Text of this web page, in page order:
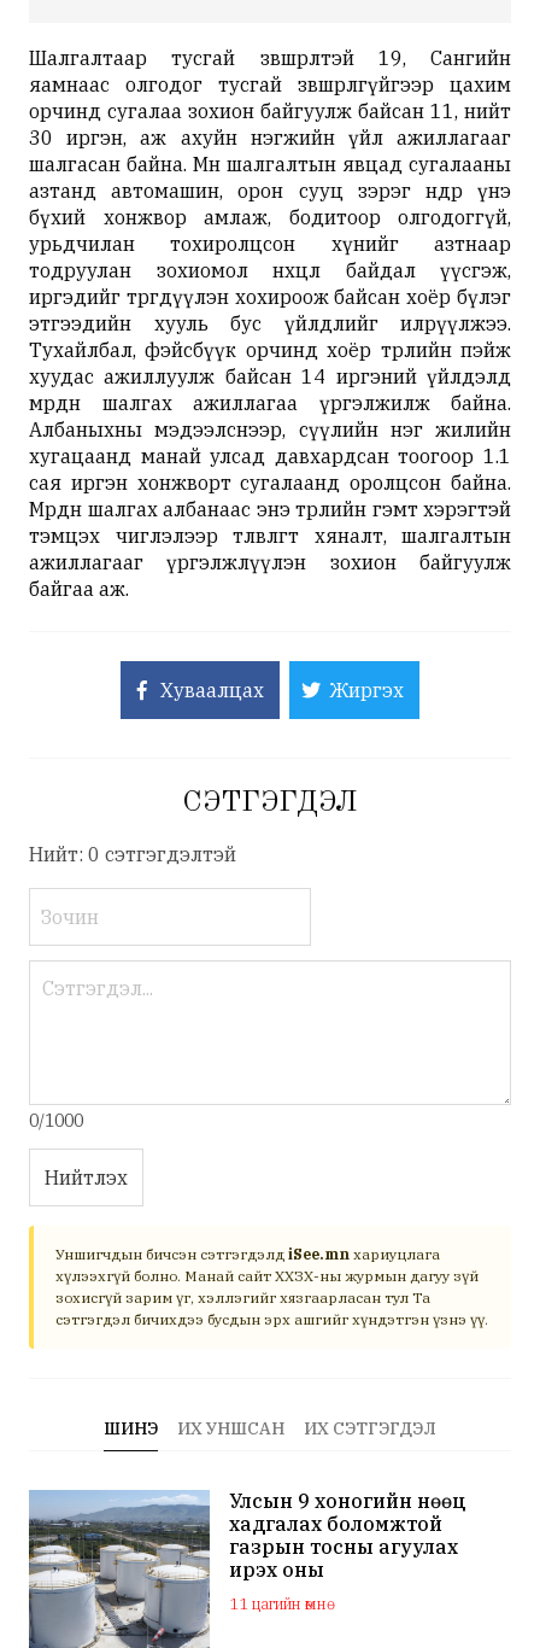
Шалгалтаар тусгай зөвшөөрөлтэй 19, Сангийн
яамнаас олгодог тусгай зөвшөөрөлгүйгээр цахим
орчинд сугалаа зохион байгуулж байсан 11, нийт
30 иргэн, аж ахуйн нэгжийн үйл ажиллагааг
шалгасан байна. Мөн шалгалтын явцад сугалааны
азтанд автомашин, орон сууц зэрэг өндөр үнэ
бүхий хонжвор амлаж, бодитоор олгодоггүй,
урьдчилан тохиролцсон хүнийг азтнаар
тодруулан зохиомол нөхцөл байдал үүсгэж,
иргэдийг төөрөгдүүлэн хохироож байсан хоёр бүлэг
этгээдийн хууль бус үйлдлийг илрүүлжээ.
Тухайлбал, фэйсбүүк орчинд хоёр төрлийн пэйж
хуудас ажиллуулж байсан 14 иргэний үйлдэлд
мөрдөн шалгах ажиллагаа үргэлжилж байна.
Албаныхны мэдээлснээр, сүүлийн нэг жилийн
хугацаанд манай улсад давхардсан тоогоор 1.1
сая иргэн хонжворт сугалаанд оролцсон байна.
Мөрдөн шалгах албанаас энэ төрлийн гэмт хэрэгтэй
тэмцэх чиглэлээр төлөвлөгөөт хяналт, шалгалтын
ажиллагааг үргэлжлүүлэн зохион байгуулж
байгаа аж.
Хуваалцах Жиргэх
СЭТГЭГДЭЛ
Нийт: 0 сэтгэгдэлтэй
0/1000
Нийтлэх
Уншигчдын бичсэн сэтгэгдэлд iSee.mn хариуцлага
хүлээхгүй болно. Манай сайт ХХЗХ-ны журмын дагуу зүй
зохисгүй зарим үг, хэллэгийг хязгаарласан тул Та
сэтгэгдэл бичихдээ бусдын эрх ашгийг хүндэтгэн үзнэ үү.
ШИНЭ ИХ УНШСАН ИХ СЭТГЭГДЭЛ
Улсын 9 хоногийн нөөц
хадгалах боломжтой
газрын тосны агуулах
ирэх оны
арванхоёрдугаар сар
ашиглалтад орно
11 цагийн өмнө